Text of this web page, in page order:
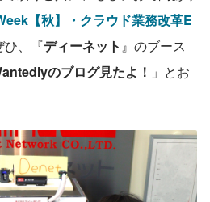
【秋】・クラウド業務改革E
ひ、『ディーネット 』のブース
のブログ見たよ！ 」とお